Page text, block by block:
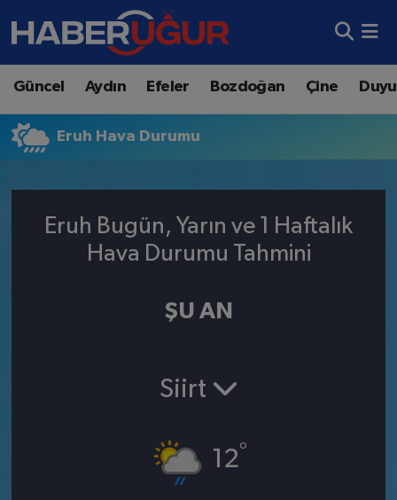
Güncel Aydın Efeler Bozdoğan Çine
Eruh Hava Durumu
Eruh Bugün, Yarın ve 1 Haftalık
Hava Durumu Tahmini
ŞU AN
Siirt
12°
Aydın Nöbetçi Eczaneler
Aydın Hava Durumu
Süper Lig Puan Durumu ve Fikstür